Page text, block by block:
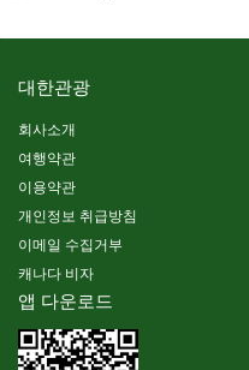
대한관광
회사소개
여행약관
이용약관
개인정보 취급방침
이메일 수집거부
캐나다 비자
앱 다운로드